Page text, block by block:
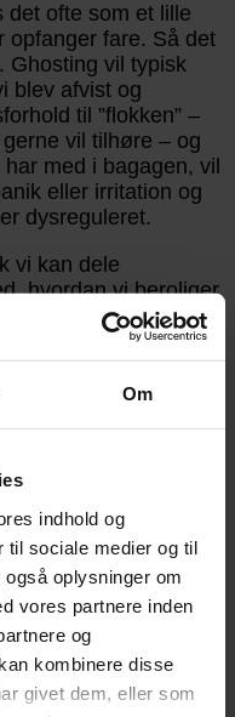
Om
indhold og
til sociale medier og til
oplysninger om
vores partnere inden
og
kombinere disse
givet dem, eller som
det ofte som et lille
opfanger fare. Så det
Ghosting vil typisk
blev afvist og
til ”flokken” –
vil tilhøre – og
med i bagagen, vil
eller irritation og
dysreguleret.
vi kan dele
hvordan vi beroliger
dysregulationen og
tilstand.
blive kastet ud i en
vi mister troen på at
dates, at finde en der
hjælpe os med at